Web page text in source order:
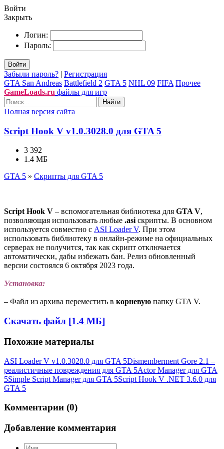
Войти
Закрыть
Логин:
Пароль:
Войти
Забыли пароль? | Регистрация
GTA San Andreas Battlefield 2 GTA 5 NHL 09 FIFA Прочее
GameLoads.ru файлы для игр
Найти
Полная версия сайта
Script Hook V v1.0.3028.0 для GTA 5
3 392
1.4 МБ
GTA 5 » Скрипты для GTA 5
Script Hook V – вспомогательная библиотека для GTA V,
позволяющая использовать любые .asiскрипты. В основном
используется совместно с ASI Loader V. При этом
использовать библиотеку в онлайн-режиме на официальных
серверах не получится, так как скрипт отключается
автоматически, дабы избежать бан. Релиз обновленный
версии состоялся 6 октября 2023 года.
Установка:
– Файл из архива переместить в корневую папку GTA V.
Скачать файл [1.4 МБ]
Похожие материалы
ASI Loader V v1.0.3028.0 для GTA 5Dismemberment Gore 2.1 –
реалистичные повреждения для GTA 5Actor Manager для GTA
5Simple Script Manager для GTA 5Script Hook V .NET 3.6.0 для
GTA 5
Комментарии (0)
Добавление комментария